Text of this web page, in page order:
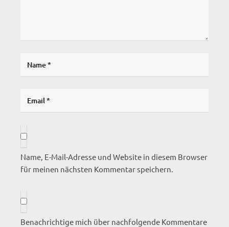
Name, E-Mail-Adresse und Website in diesem Browser
für meinen nächsten Kommentar speichern.
Benachrichtige mich über nachfolgende Kommentare